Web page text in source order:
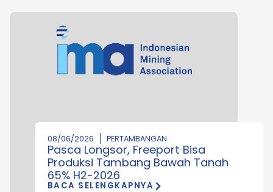
08/06/2026 PERTAMBANGAN
Pasca Longsor, Freeport Bisa
Produksi Tambang Bawah Tanah
65% H2-2026
BACA SELENGKAPNYA